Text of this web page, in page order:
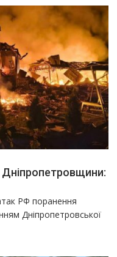
Дніпропетровщини:
РФ поранення
Дніпропетровської